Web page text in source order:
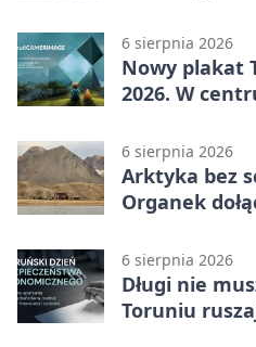
6 sierpnia 2026
Nowy plakat
2026. W
6 sierpnia 2026
Arktyka bez
Organek
6 sierpnia 2026
Długi nie
Toruniu